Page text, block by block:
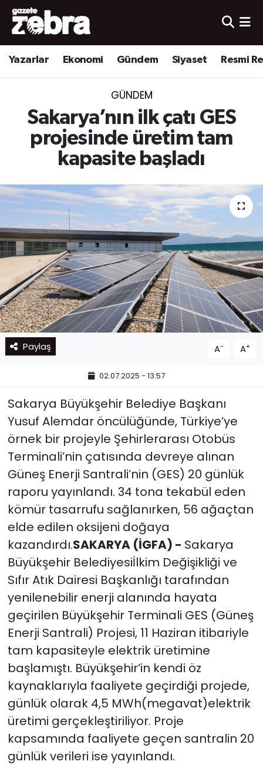
Yazarlar Ekonomi Gündem Siyaset Resmi
GÜNDEM
Sakarya’nın ilk çatı GES
projesinde üretim tam
kapasite başladı
Paylaş A- A+
02.07.2025 - 13:57
Sakarya Büyükşehir Belediye Başkanı
Yusuf Alemdar öncülüğünde, Türkiye’ye
örnek bir projeyle Şehirlerarası Otobüs
Terminali’nin çatısında devreye alınan
Güneş Enerji Santrali’nin (GES) 20 günlük
raporu yayınlandı. 34 tona tekabül eden
kömür tasarrufu sağlanırken, 56 ağaçtan
elde edilen oksijeni doğaya
kazandırdı.SAKARYA (İGFA) - Sakarya
Büyükşehir Belediyesiİlkim Değişikliği ve
Sıfır Atık Dairesi Başkanlığı tarafından
yenilenebilir enerji alanında hayata
geçirilen Büyükşehir Terminali GES (Güneş
Enerji Santrali) Projesi, 11 Haziran itibariyle
tam kapasiteyle elektrik üretimine
başlamıştı. Büyükşehir’in kendi öz
kaynaklarıyla faaliyete geçirdiği projede,
günlük olarak 4,5 MWh(megavat)elektrik
üretimi gerçekleştiriliyor. Proje
kapsamında faaliyete geçen santralin 20
günlük verileri ise yayınlandı.
Yazarlar
Ekonomi
Yerel
Nöbetçi Eczaneler
Hava Durumu
Süper Lig Puan Durumu ve Fikstür
Tüm Manşetler
Son Dakika Haberleri
Haber Arşivi